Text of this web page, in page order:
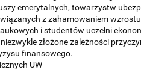
emerytalnych, towarzystw
z zahamowaniem
i studentów uczelni
złożone zależności
finansowego.
UW